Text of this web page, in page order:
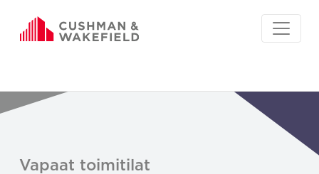
Vapaat toimitilat